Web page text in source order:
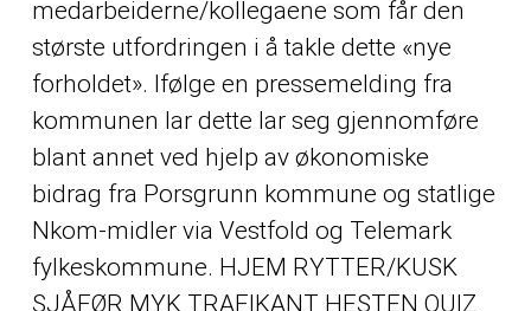
medarbeiderne/kollegaene som får den
største utfordringen i å takle dette «nye
forholdet». Ifølge en pressemelding fra
kommunen lar dette lar seg gjennomføre
blant annet ved hjelp av økonomiske
bidrag fra Porsgrunn kommune og statlige
Nkom-midler via Vestfold og Telemark
fylkeskommune. HJEM RYTTER/KUSK
SJÅFØR MYK TRAFIKANT HESTEN QUIZ